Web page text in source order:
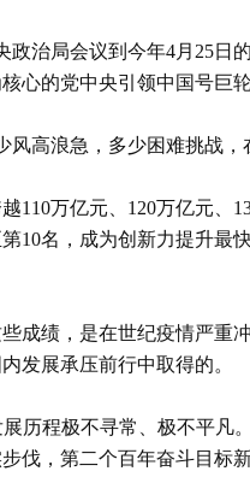
政治局会议到今年4月25日
心的党中央引领中国号巨
风高浪急，多少困难挑战
110万亿元、120万亿元、
10名，成为创新力提升最
成绩，是在世纪疫情严重
发展承压前行中取得的。
展历程极不寻常、极不平
伐，第二个百年奋斗目标